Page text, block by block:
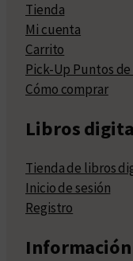
Tienda
Mi cuenta
Carrito
Pick-Up Puntos
Cómo comprar
Libros
Tienda de libros
Inicio de sesión
Registro